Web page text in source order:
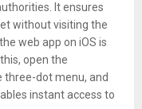
It ensures
without visiting the
web app on iOS is
open the
three-dot menu, and
instant access to